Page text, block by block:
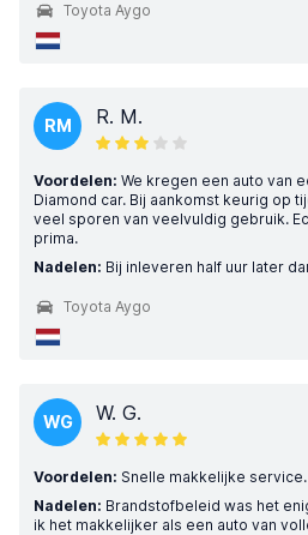
Toyota Aygo
RM R. M.
Voordelen: We kregen een auto van
Diamond car. Bij aankomst keurig op
veel sporen van veelvuldig gebruik.
prima.
Nadelen: Bij inleveren half uur later
Toyota Aygo
WG W. G.
Voordelen: Snelle makkelijke
Nadelen: Brandstofbeleid was het
ik het makkelijker als een auto van